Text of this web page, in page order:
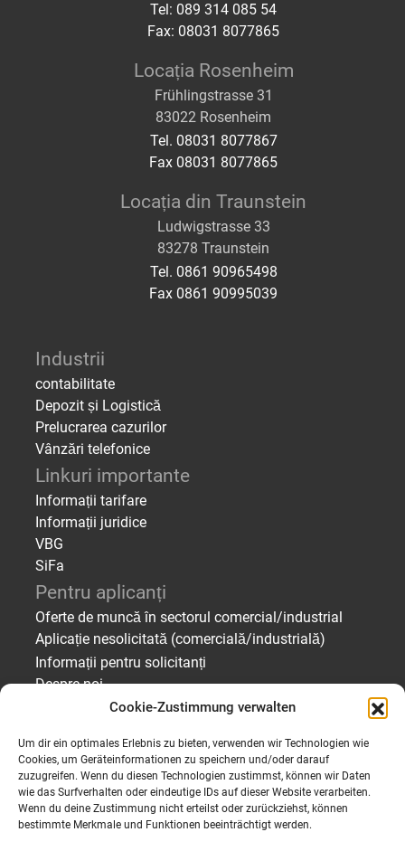
Cookie-Zustimmung verwalten
Um dir ein optimales Erlebnis zu bieten, verwenden wir Technologien wie
Cookies, um Geräteinformationen zu speichern und/oder darauf
zuzugreifen. Wenn du diesen Technologien zustimmst, können wir Daten
wie das Surfverhalten oder eindeutige IDs auf dieser Website verarbeiten.
Wenn du deine Zustimmung nicht erteilst oder zurückziehst, können
bestimmte Merkmale und Funktionen beeinträchtigt werden.
Tel: 089 314 085 54
Fax: 08031 8077865
Locația Rosenheim
Frühlingstrasse 31
83022 Rosenheim
Tel. 08031 8077867
Fax 08031 8077865
Locația din Traunstein
Ludwigstrasse 33
83278 Traunstein
Tel. 0861 90965498
Fax 0861 90995039
Industrii
contabilitate
Depozit și Logistică
Prelucrarea cazurilor
Vânzări telefonice
Linkuri importante
Informații tarifare
Informații juridice
VBG
SiFa
Pentru aplicanți
Oferte de muncă în sectorul comercial/industrial
Aplicație nesolicitată (comercială/industrială)
Informații pentru solicitanți
Despre noi
Pentru angajatori
Găsirea de personal – angajare/plasare temporară
Găsirea de personal – Profiluri de candidați
Trimiteți o cerere de personal
Despre noi